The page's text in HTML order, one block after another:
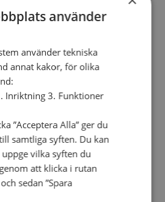
du?
använder
använder tekniska
annat kakor, för olika
Inriktning 3. Funktioner
”Acceptera Alla” ger du
samtliga syften. Du kan
vilka syften du
att klicka i rutan
sedan ”Spara